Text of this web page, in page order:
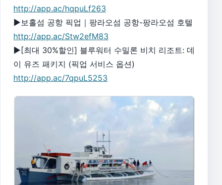
http://app.ac/hqpuLf263
▶보홀섬 공항 픽업｜팡라오섬 공항-팡라오섬 호텔
http://app.ac/Stw2efM83
▶[최대 30%할인] 블루워터 수밀론 비치 리조트: 데
이 유즈 패키지 (픽업 서비스 옵션)
http://app.ac/7qpuL5253